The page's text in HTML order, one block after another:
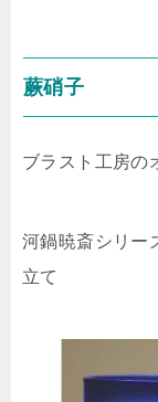
蕨硝子
ブラスト工房
河鍋暁斎シリ
立て